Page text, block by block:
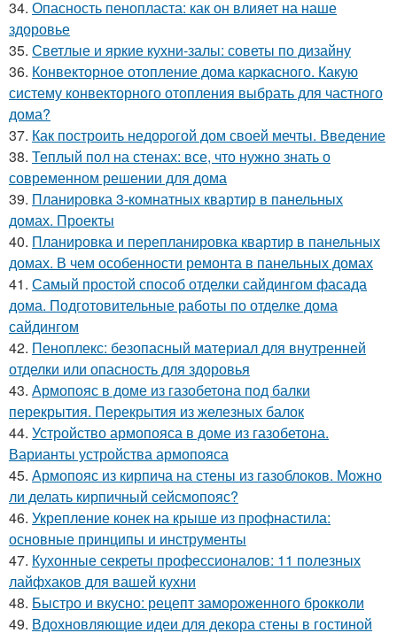
34. Опасность пенопласта: как он влияет на наше
здоровье
35. Светлые и яркие кухни-залы: советы по дизайну
36. Конвекторное отопление дома каркасного. Какую
систему конвекторного отопления выбрать для частного
дома?
37. Как построить недорогой дом своей мечты. Введение
38. Теплый пол на стенах: все, что нужно знать о
современном решении для дома
39. Планировка 3-комнатных квартир в панельных
домах. Проекты
40. Планировка и перепланировка квартир в панельных
домах. В чем особенности ремонта в панельных домах
41. Самый простой способ отделки сайдингом фасада
дома. Подготовительные работы по отделке дома
сайдингом
42. Пеноплекс: безопасный материал для внутренней
отделки или опасность для здоровья
43. Армопояс в доме из газобетона под балки
перекрытия. Перекрытия из железных балок
44. Устройство армопояса в доме из газобетона.
Варианты устройства армопояса
45. Армопояс из кирпича на стены из газоблоков. Можно
ли делать кирпичный сейсмопояс?
46. Укрепление конек на крыше из профнастила:
основные принципы и инструменты
47. Кухонные секреты профессионалов: 11 полезных
лайфхаков для вашей кухни
48. Быстро и вкусно: рецепт замороженного брокколи
49. Вдохновляющие идеи для декора стены в гостиной